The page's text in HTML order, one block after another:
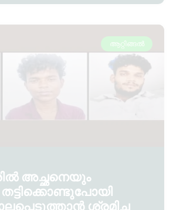
ആറ്റിങ്ങൽ
അച്ഛനെയും
ശ്രമിച്ച